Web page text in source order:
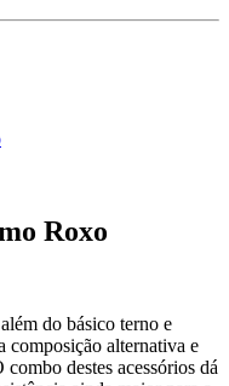
Roxo
do básico terno e
composição alternativa e
destes acessórios dá